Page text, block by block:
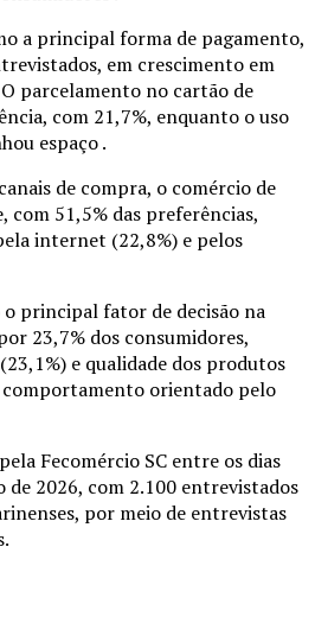
a principal forma de pagamento,
em crescimento em
parcelamento no cartão de
com 21,7%, enquanto o uso
espaço .
de compra, o comércio de
com 51,5% das preferências,
internet (22,8%) e pelos
principal fator de decisão na
23,7% dos consumidores,
e qualidade dos produtos
comportamento orientado pelo
Fecomércio SC entre os dias
de 2026, com 2.100 entrevistados
por meio de entrevistas